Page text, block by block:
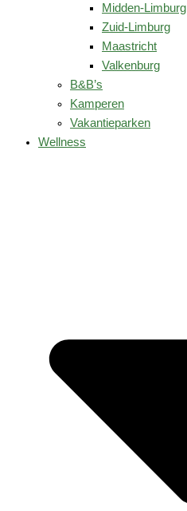
Midden-Limburg
Zuid-Limburg
Maastricht
Valkenburg
B&B’s
Kamperen
Vakantieparken
Wellness